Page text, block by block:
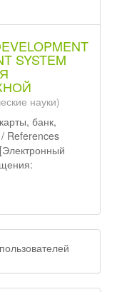
SYSTEM
науки)
карты, банк,
References